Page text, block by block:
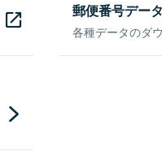
郵便番号デー
各種データのダ